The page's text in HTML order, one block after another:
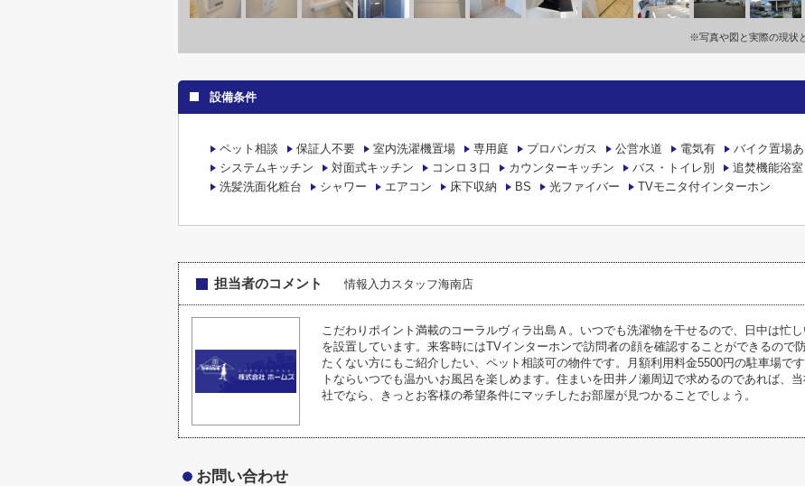
※写真や図と実際の現状
設備条件
ペット相談 保証人不要 室内洗濯機置場 専用庭 プロパンガス 公営水道 電気有 バイク置場あ
システムキッチン
対面式キッチン コンロ３口 カウンターキッチン バス・トイレ別 追焚機能浴室
洗髪洗面化粧台
シャワー エアコン 床下収納 BS 光ファイバー TVモニタ付インターホン
担当者のコメント 情報入力スタッフ海南店
こだわりポイント満載のコーラルヴィラ出島Ａ。いつでも洗濯物を干せるので、日中は忙
を設置しています。来客時にはTVインターホンで訪問者の顔を確認することができるので
たくない方にもご紹介したい、ペット相談可の物件です。月額利用料金5500円の駐車場で
トならいつでも温かいお風呂を楽しめます。住まいを田井ノ瀬周辺で求めるのであれば、
社でなら、きっとお客様の希望条件にマッチしたお部屋が見つかることでしょう。
お問い合わせ